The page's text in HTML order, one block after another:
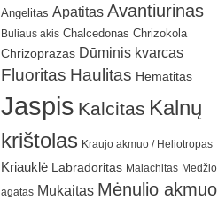
Angelitas Apatitas Avantiurinas
Buliaus akis Chalcedonas Chrizokola
Chrizoprazas Dūminis kvarcas
Fluoritas Haulitas Hematitas
Jaspis Kalcitas Kalnų
krištolas Kraujo akmuo / Heliotropas
Kriauklė Labradoritas Malachitas Medžio
agatas Mukaitas Mėnulio akmuo